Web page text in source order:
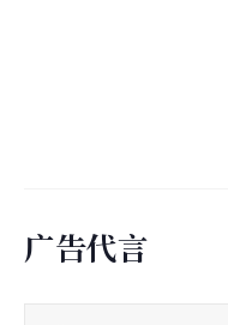
广告代言